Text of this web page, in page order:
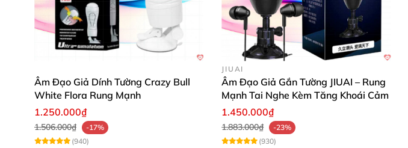
Âm Đạo Giả Dính Tường Crazy Bull
White Flora Rung Mạnh
1.250.000₫
1.506.000₫
-17%
(940)
JIUAI
Âm Đạo Giả Gắn Tường JIUAI – Rung
Mạnh Tai Nghe Kèm Tăng Khoái Cảm
1.450.000₫
1.883.000₫
-23%
(930)